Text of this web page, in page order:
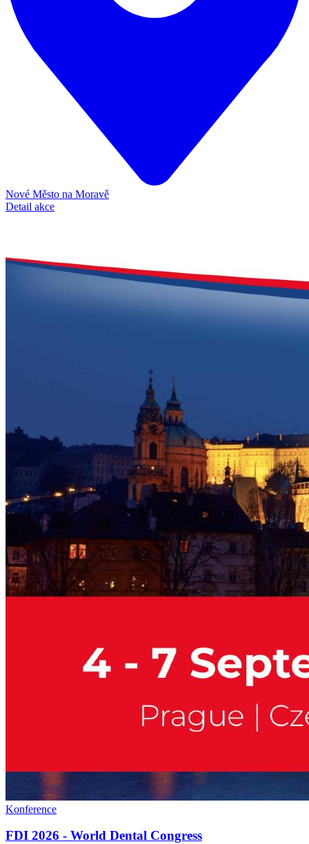
Nové Město na Moravě
Detail akce
Konference
FDI 2026 - World Dental Congress